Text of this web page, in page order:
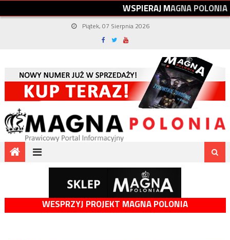
WSPIERAJMAGNAPOLONIA
Piątek, 07 Sierpnia 2026
WESPRZYJ PROJEKT MAGNA POLONIA